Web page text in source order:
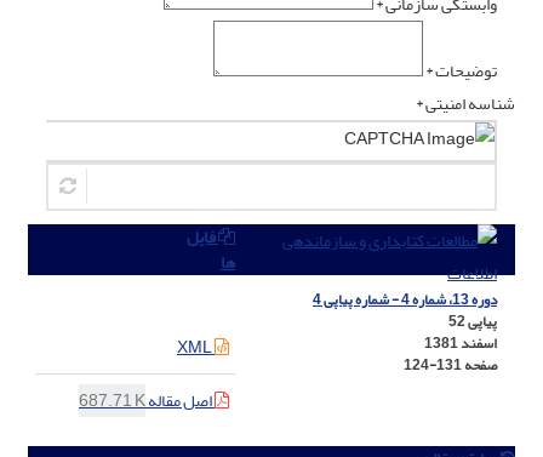
توضیحات *
شناسه امنیتی *
دوره 13، شماره 4 - شماره پیاپی 4
پیاپی 52
اسفند 1381
صفحه124-131
فایل
ها
XML
اصل مقاله687.71 K